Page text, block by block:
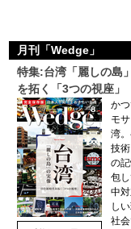
月刊「Wedge」
特集:台湾「麗しの
を拓く「3つの視座」
か
モ
湾
技
の
包
中
し
社